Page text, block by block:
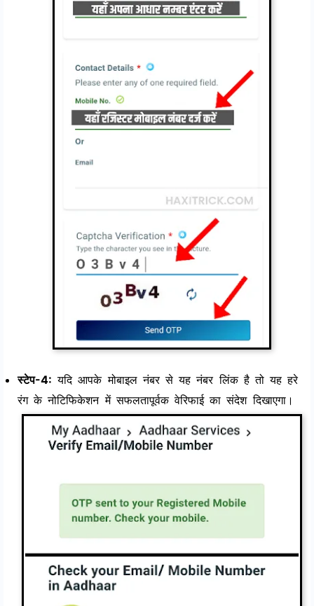
स्टेप-4: यदि आपके मोबाइल नंबर से यह नंबर लिंक है तो यह हरे
रंग के नोटिफिकेशन में सफलतापूर्वक वेरिफाई का संदेश दिखाएगा।